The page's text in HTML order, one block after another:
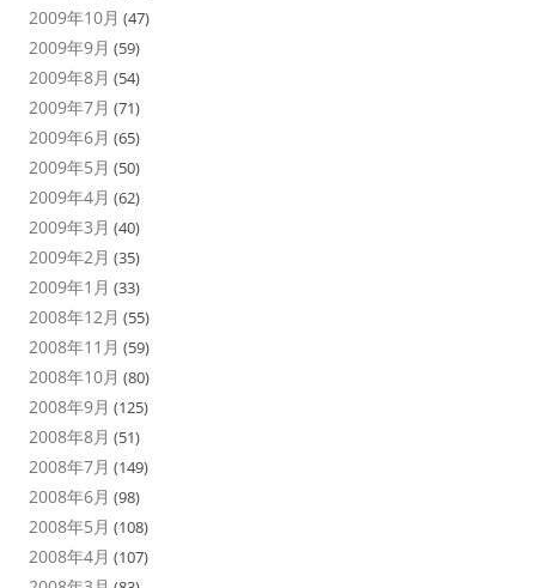
2009年10月 (47)
2009年9月 (59)
2009年8月 (54)
2009年7月 (71)
2009年6月 (65)
2009年5月 (50)
2009年4月 (62)
2009年3月 (40)
2009年2月 (35)
2009年1月 (33)
2008年12月 (55)
2008年11月 (59)
2008年10月 (80)
2008年9月 (125)
2008年8月 (51)
2008年7月 (149)
2008年6月 (98)
2008年5月 (108)
2008年4月 (107)